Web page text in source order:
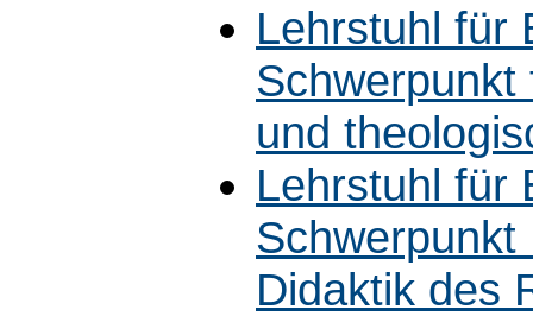
Lehrstuhl für
Schwerpunkt
und
Lehrstuhl für
Schwerpunkt
Didaktik des